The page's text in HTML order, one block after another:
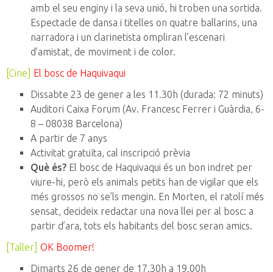
amb el seu enginy i la seva unió, hi troben una sortida.
Espectacle de dansa i titelles on quatre ballarins, una
narradora i un clarinetista ompliran l’escenari
d’amistat, de moviment i de color.
[Cine]
El bosc de Haquivaqui
Dissabte 23 de gener a les 11.30h (durada: 72 minuts)
Auditori Caixa Forum (Av. Francesc Ferrer i Guàrdia, 6-
8 – 08038 Barcelona)
A partir de 7 anys
Activitat gratuïta, cal inscripció prèvia
Què és? El bosc de Haquivaqui és un bon indret per
viure-hi, però els animals petits han de vigilar que els
més grossos no se’ls mengin. En Morten, el ratolí més
sensat, decideix redactar una nova llei per al bosc: a
partir d’ara, tots els habitants del bosc seran amics.
[Taller] OK Boomer!
Dimarts 26 de gener de 17.30h a 19.00h